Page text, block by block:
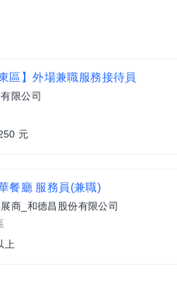
區】外場兼職服務接待員
限公司
元
餐廳 服務員(兼職)
商_和德昌股份有限公司
上